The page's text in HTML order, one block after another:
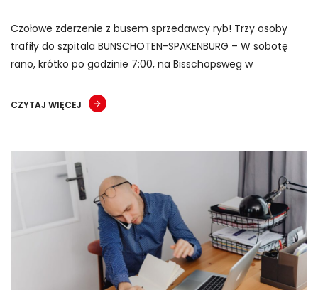
Czołowe zderzenie z busem sprzedawcy ryb! Trzy osoby
trafiły do szpitala BUNSCHOTEN-SPAKENBURG – W sobotę
rano, krótko po godzinie 7:00, na Bisschopsweg w
CZYTAJ WIĘCEJ